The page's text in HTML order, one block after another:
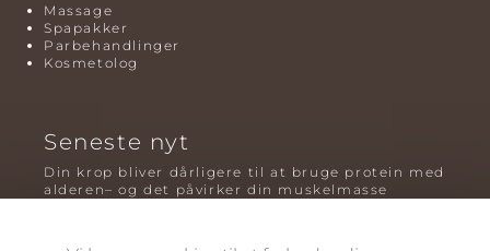
Massage
Spapakker
Parbehandlinger
Kosmetolog
Seneste nyt
Din krop bliver dårligere til at bruge protein med
alderen– og det påvirker din muskelmasse